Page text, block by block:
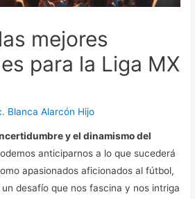
mejores
para la Liga MX
Blanca Alarcón Hijo
y el dinamismo del
anticiparnos a lo que sucederá
apasionados aficionados al fútbol,
desafío que nos fascina y nos intriga